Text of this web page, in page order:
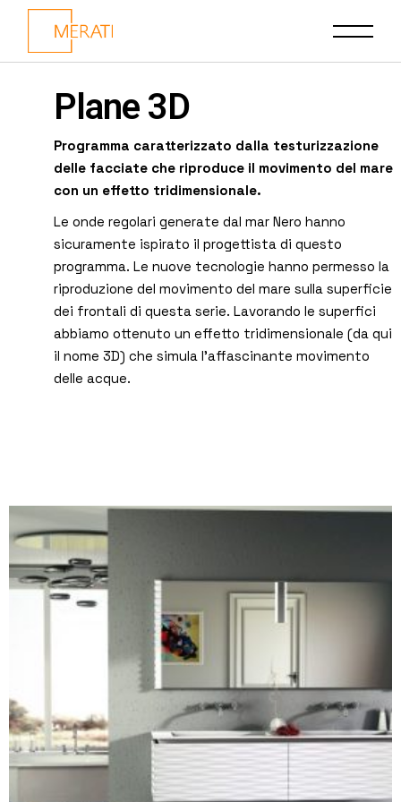
Plane 3D
Programma caratterizzato dalla testurizzazione
delle facciate che riproduce il movimento del mare
con un effetto tridimensionale.
Le onde regolari generate dal mar Nero hanno
sicuramente ispirato il progettista di questo
programma. Le nuove tecnologie hanno permesso la
riproduzione del movimento del mare sulla superficie
dei frontali di questa serie. Lavorando le superfici
abbiamo ottenuto un effetto tridimensionale (da qui
il nome 3D) che simula l’affascinante movimento
delle acque.